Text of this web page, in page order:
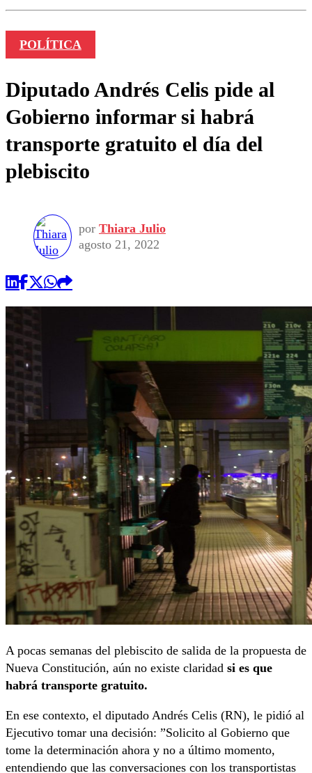
POLÍTICA
Diputado Andrés Celis pide al
Gobierno informar si habrá
transporte gratuito el día del
plebiscito
por Thiara Julio
agosto 21, 2022
A pocas semanas del plebiscito de salida de la propuesta de
Nueva Constitución, aún no existe claridad si es que
habrá transporte gratuito.
En ese contexto, el diputado Andrés Celis (RN), le pidió al
Ejecutivo tomar una decisión: ”Solicito al Gobierno que
tome la determinación ahora y no a último momento,
entendiendo que las conversaciones con los transportistas